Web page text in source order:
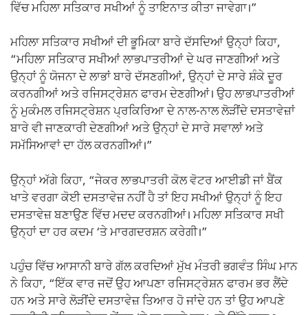
ਵਿੱਚ ਮਹਿਲਾ ਸਤਿਕਾਰ ਸਖੀਆਂ ਨੂੰ ਤਾਇਨਾਤ ਕੀਤਾ ਜਾਵੇਗਾ।”
ਮਹਿਲਾ ਸਤਿਕਾਰ ਸਖੀਆਂ ਦੀ ਭੂਮਿਕਾ ਬਾਰੇ ਦੱਸਦਿਆਂ ਉਨ੍ਹਾਂ ਕਿਹਾ,
“ਮਹਿਲਾ ਸਤਿਕਾਰ ਸਖੀਆਂ ਲਾਭਪਾਤਰੀਆਂ ਦੇ ਘਰ ਜਾਣਗੀਆਂ ਅਤੇ
ਉਨ੍ਹਾਂ ਨੂੰ ਯੋਜਨਾ ਦੇ ਲਾਭਾਂ ਬਾਰੇ ਦੱਸਣਗੀਆਂ, ਉਨ੍ਹਾਂ ਦੇ ਸਾਰੇ ਸ਼ੰਕੇ ਦੂਰ
ਕਰਨਗੀਆਂ ਅਤੇ ਰਜਿਸਟ੍ਰੇਸ਼ਨ ਫਾਰਮ ਦੇਣਗੀਆਂ। ਉਹ ਲਾਭਪਾਤਰੀਆਂ
ਨੂੰ ਮੁਕੰਮਲ ਰਜਿਸਟ੍ਰੇਸ਼ਨ ਪ੍ਰਕਿਰਿਆ ਦੇ ਨਾਲ-ਨਾਲ ਲੋੜੀਂਦੇ ਦਸਤਾਵੇਜ਼ਾਂ
ਬਾਰੇ ਵੀ ਜਾਣਕਾਰੀ ਦੇਣਗੀਆਂ ਅਤੇ ਉਨ੍ਹਾਂ ਦੇ ਸਾਰੇ ਸਵਾਲਾਂ ਅਤੇ
ਸਮੱਸਿਆਵਾਂ ਦਾ ਹੱਲ ਕਰਨਗੀਆਂ।”
ਉਨ੍ਹਾਂ ਅੱਗੇ ਕਿਹਾ, “ਜੇਕਰ ਲਾਭਪਾਤਰੀ ਕੋਲ ਵੋਟਰ ਆਈਡੀ ਜਾਂ ਬੈਂਕ
ਖਾਤੇ ਵਰਗਾ ਕੋਈ ਦਸਤਾਵੇਜ਼ ਨਹੀਂ ਹੈ ਤਾਂ ਇਹ ਸਖੀਆਂ ਉਨ੍ਹਾਂ ਨੂੰ ਇਹ
ਦਸਤਾਵੇਜ਼ ਬਣਾਉਣ ਵਿੱਚ ਮਦਦ ਕਰਨਗੀਆਂ। ਮਹਿਲਾ ਸਤਿਕਾਰ ਸਖੀ
ਉਨ੍ਹਾਂ ਦਾ ਹਰ ਕਦਮ ‘ਤੇ ਮਾਰਗਦਰਸ਼ਨ ਕਰੇਗੀ।”
ਪਹੁੰਚ ਵਿੱਚ ਆਸਾਨੀ ਬਾਰੇ ਗੱਲ ਕਰਦਿਆਂ ਮੁੱਖ ਮੰਤਰੀ ਭਗਵੰਤ ਸਿੰਘ ਮਾਨ
ਨੇ ਕਿਹਾ, “ਇੱਕ ਵਾਰ ਜਦੋਂ ਉਹ ਆਪਣਾ ਰਜਿਸਟ੍ਰੇਸ਼ਨ ਫਾਰਮ ਭਰ ਲੈਂਦੇ
ਹਨ ਅਤੇ ਸਾਰੇ ਲੋੜੀਂਦੇ ਦਸਤਾਵੇਜ਼ ਤਿਆਰ ਹੋ ਜਾਂਦੇ ਹਨ ਤਾਂ ਉਹ ਆਪਣੇ